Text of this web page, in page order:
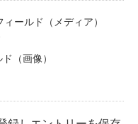
ールド（メディア）
（画像）